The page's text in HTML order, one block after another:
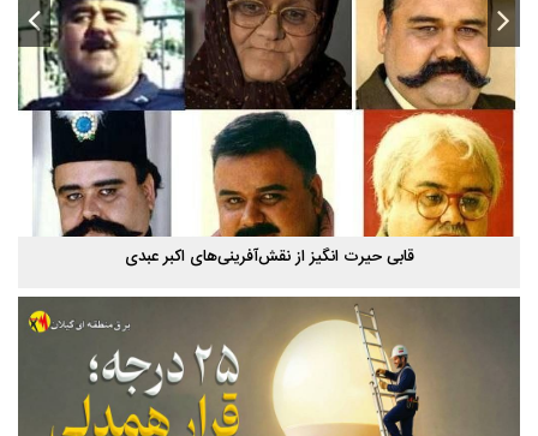
قابی حیرت‌ انگیز از نقش‌آفرینی‌های اکبر عبدی